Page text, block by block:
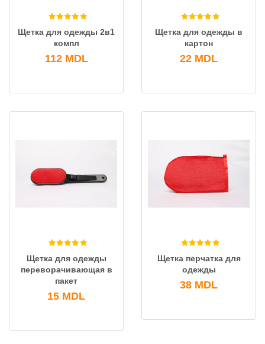
Щетка для одежды 2в1
компл
112 MDL
Щетка для одежды в
картон
22 MDL
Щетка для одежды
переворачивающая в
пакет
15 MDL
Щетка перчатка для
одежды
38 MDL